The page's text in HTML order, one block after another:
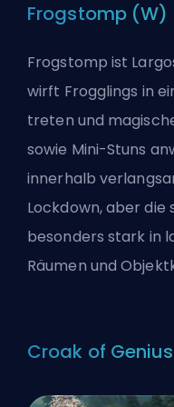
Frogstomp (W)
Frogstomp ist
wirft Frogglings in
treten und
sowie Mini-Stuns
innerhalb
Lockdown, aber
besonders stark in
Räumen und
Croak of